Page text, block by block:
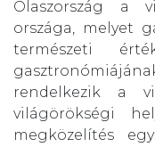
Olaszország a
országa, melyet
természeti
rendelkezik a
világörökségi
megközelítés